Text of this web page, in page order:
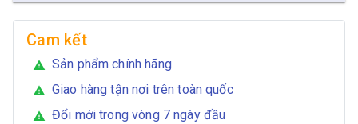
Cam kết
warning Sản phẩm chính hãng
warning Giao hàng tận nơi trên toàn quốc
warning Đổi mới trong vòng 7 ngày đầu